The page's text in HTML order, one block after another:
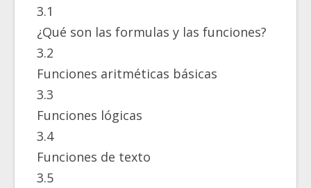
3.1
¿Qué son las formulas y las funciones?
3.2
Funciones aritméticas básicas
3.3
Funciones lógicas
3.4
Funciones de texto
3.5